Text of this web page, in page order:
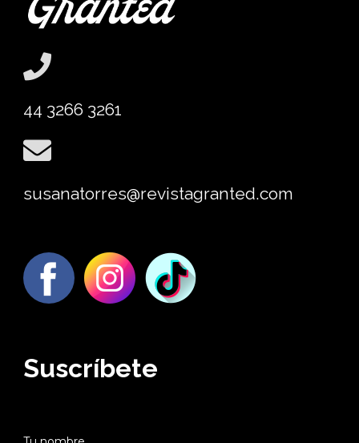
44 3266 3261
susanatorres@revistagranted.com
Suscríbete